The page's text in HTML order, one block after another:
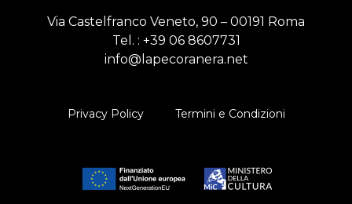
Via Castelfranco Veneto, 90 – 00191 Roma
Tel. : +39 06 8607731
info@lapecoranera.net
Privacy Policy Termini e Condizioni